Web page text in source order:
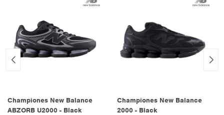
Championes New Balance
ABZORB U2000 - Black
Championes New Balance
2000 - Black